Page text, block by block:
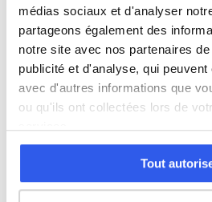
médias sociaux et d'analyser
partageons également des
notre site avec nos partenaires
publicité et d'analyse, qui
avec d'autres informations que
ou qu'ils ont collectées lors de
Tout
Seconde Première
Autres lycées à
Lycée polyvalent Jean Mermoz
Lycée privé polyvalent Nevers
Montpellier